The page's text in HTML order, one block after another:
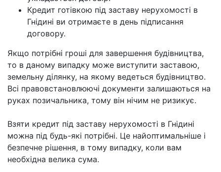
Кредит готівкою під заставу нерухомості в
Гнідині ви отримаєте в день підписання
договору.
Якщо потрібні гроші для завершення будівництва,
то в даному випадку може виступити заставою,
земельну ділянку, на якому ведеться будівництво.
Всі правовстановлюючі документи залишаються на
руках позичальника, тому він нічим не ризикує.
Взяти кредит під заставу нерухомості в Гнідині
можна під будь-які потрібні. Це найоптимальніше і
безпечне рішення, в тому випадку, коли вам
необхідна велика сума.